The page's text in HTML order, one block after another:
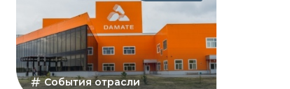
События отрасли